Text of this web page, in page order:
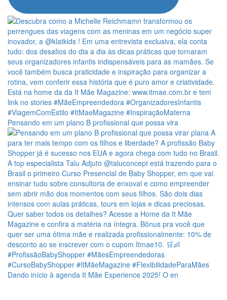
Pensando em um plano B profissional que possa vira
Dando início à agenda It Mãe Experience 2025! O en